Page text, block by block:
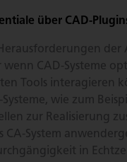
über CAD-
wenn CAD-Systeme
Tools interagieren
Systeme, wie zum
zur Realisierung
CA-System
in